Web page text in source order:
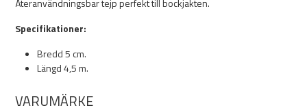
Återanvändningsbar tejp perfekt till bockjakten.
Specifikationer:
Bredd 5 cm.
Längd 4,5 m.
VARUMÄRKE